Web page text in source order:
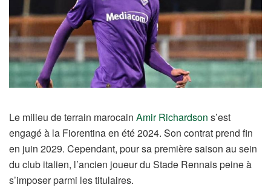
Le milieu de terrain marocain Amir Richardson s’est
engagé à la Fiorentina en été 2024. Son contrat prend fin
en juin 2029. Cependant, pour sa première saison au sein
du club italien, l’ancien joueur du Stade Rennais peine à
s’imposer parmi les titulaires.